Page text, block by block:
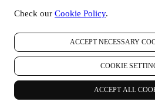
Check our Cookie Policy.
ACCEPT NECESSARY
COOKIE
ACCEPT ALL
Zugo, 6340 Sveits (deres utnevnte
Barcelona, Spania), som basert på en
behandlingsansvar, som hovedsakelig
Group AG er ansvarlig for den
personlig kundeopplevelse; (b) lokale
av og implementerer den nevnte
markedsføringskommunikasjoner og -
(innenfor et spesifikt land); (c) begge de